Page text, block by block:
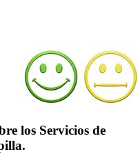
los Servicios de